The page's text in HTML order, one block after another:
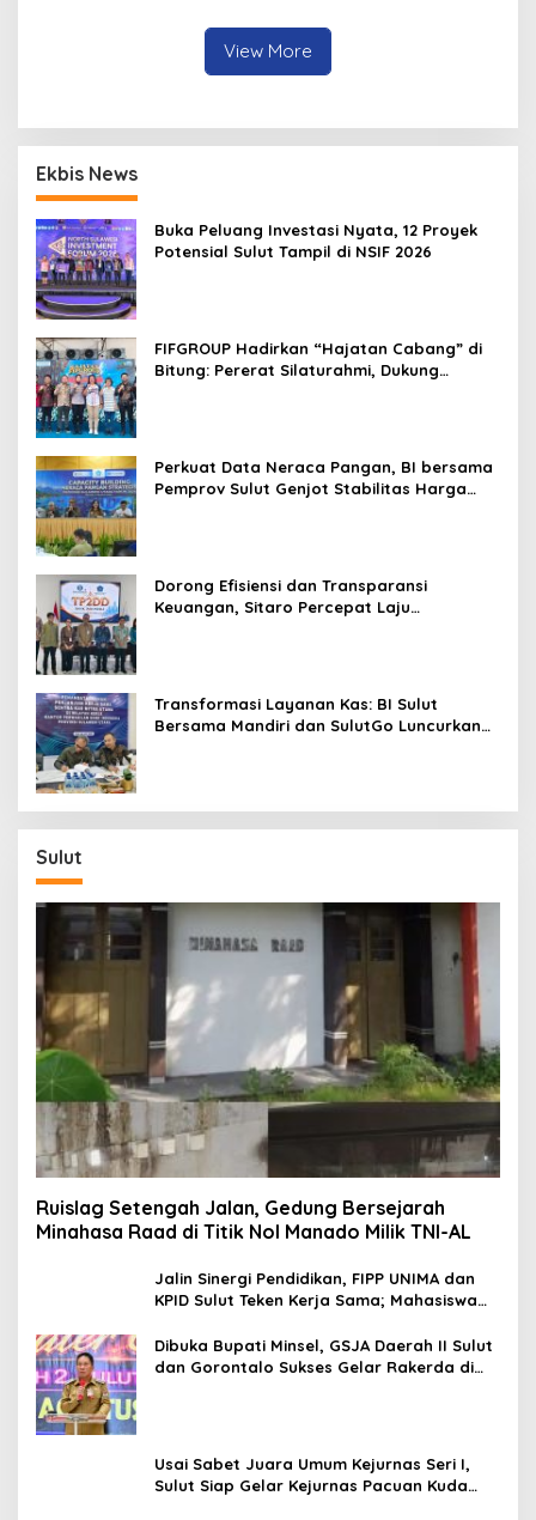
View More
Ekbis News
Buka Peluang Investasi Nyata, 12 Proyek
Potensial Sulut Tampil di NSIF 2026
FIFGROUP Hadirkan “Hajatan Cabang” di
Bitung: Pererat Silaturahmi, Dukung
Perkuat Data Neraca Pangan, BI bersama
Pemprov Sulut Genjot Stabilitas Harga
Dorong Efisiensi dan Transparansi
Keuangan, Sitaro Percepat Laju
Transformasi Layanan Kas: BI Sulut
Bersama Mandiri dan SulutGo Luncurkan
Sulut
Ruislag Setengah Jalan, Gedung Bersejarah
Minahasa Raad di Titik Nol Manado Milik TNI-AL
Jalin Sinergi Pendidikan, FIPP UNIMA dan
KPID Sulut Teken Kerja Sama; Mahasiswa
Penyiaran
Dibuka Bupati Minsel, GSJA Daerah II Sulut
dan Gorontalo Sukses Gelar Rakerda di
Usai Sabet Juara Umum Kejurnas Seri I,
Sulut Siap Gelar Kejurnas Pacuan Kuda